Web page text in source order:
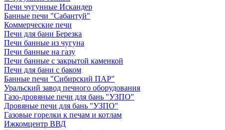
Печи чугунные Искандер
Банные печи "Сабантуй"
Коммерческие печи
Печи для бани Березка
Печи банные из чугуна
Печи банные на газу
Печи банные с закрытой каменкой
Печи для бани с баком
Банные печи "Сибирский ПАР"
Уральский завод печного оборудования
Газо-дровяные печи для бань "УЗПО"
Дровяные печи для бань "УЗПО"
Газовые горелки к печам и котлам
Ижкомцентр ВВД